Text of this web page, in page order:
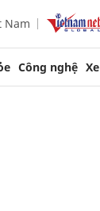
Nam
Công nghệ Xe